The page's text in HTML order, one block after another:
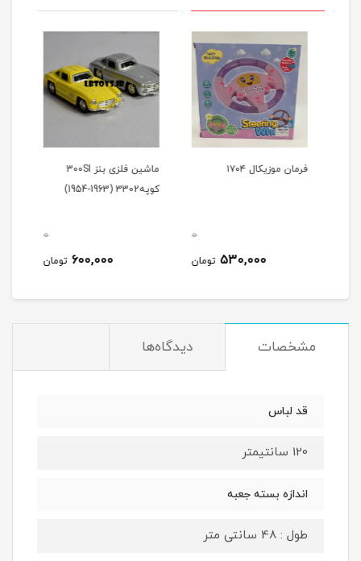
فرمان موزیکال ۱۷۰۴
0
530,000 تومان
ماشین فلزی بنز 300SI
کوپه3302 (1963-1954)
0
600,000 تومان
مشخصات دیدگاه‌ها
قد لباس
120 سانتیمتر
اندازه بسته جعبه
طول : 48 سانتی متر